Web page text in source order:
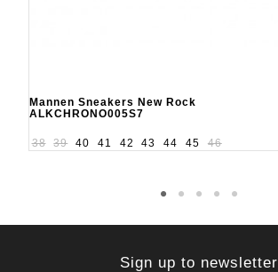
Mannen Sneakers New Rock
ALKCHRONO005S7
38 39 40 41 42 43 44 45 46
Sign up to newsletter